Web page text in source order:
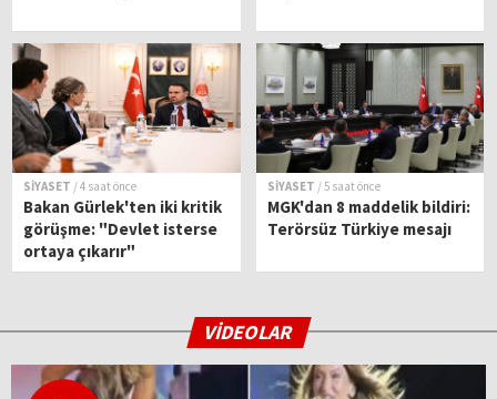
SİYASET / 4 saat önce
Bakan Gürlek'ten iki kritik
görüşme: "Devlet isterse
ortaya çıkarır"
SİYASET / 5 saat önce
MGK'dan 8 maddelik bildiri:
Terörsüz Türkiye mesajı
VİDEOLAR